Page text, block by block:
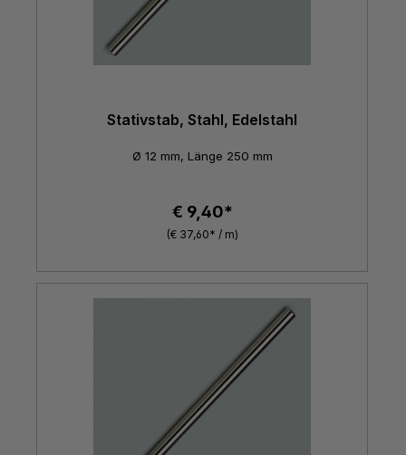
Stativstab, Stahl, Edelstahl
Ø 12 mm, Länge 250 mm
€ 9,40*
(€ 37,60* / m)